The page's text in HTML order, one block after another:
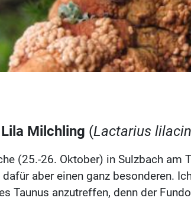
Lila Milchling (Lactarius
(25.-26. Oktober) in Sulzbach am
aber einen ganz besonderen.
Taunus anzutreffen, denn der